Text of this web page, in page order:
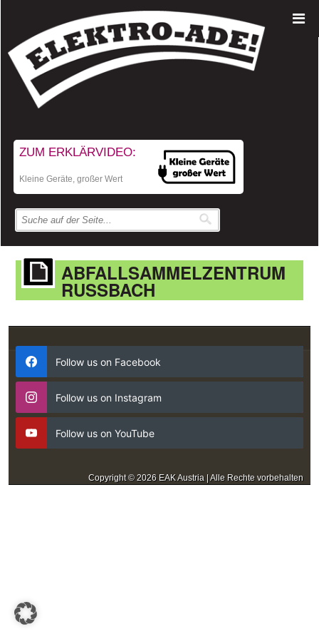
ZUM ERKLÄRVIDEO:
Kleine Geräte, großer Wert
ABFALLSAMMELZENTRUM
RUSSBACH
Follow us on Facebook
Follow us on Instagram
Follow us on YouTube
Copyright © 2026 EAK Austria | Alle Rechte vorbehalten